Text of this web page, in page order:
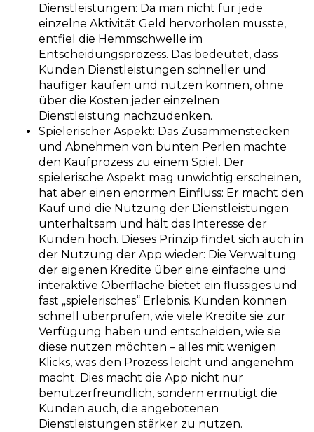
Dienstleistungen: Da man nicht für jede
einzelne Aktivität Geld hervorholen musste,
entfiel die Hemmschwelle im
Entscheidungsprozess. Das bedeutet, dass
Kunden Dienstleistungen schneller und
häufiger kaufen und nutzen können, ohne
über die Kosten jeder einzelnen
Dienstleistung nachzudenken.
Spielerischer Aspekt: Das Zusammenstecken
und Abnehmen von bunten Perlen machte
den Kaufprozess zu einem Spiel. Der
spielerische Aspekt mag unwichtig erscheinen,
hat aber einen enormen Einfluss: Er macht den
Kauf und die Nutzung der Dienstleistungen
unterhaltsam und hält das Interesse der
Kunden hoch. Dieses Prinzip findet sich auch in
der Nutzung der App wieder: Die Verwaltung
der eigenen Kredite über eine einfache und
interaktive Oberfläche bietet ein flüssiges und
fast „spielerisches“ Erlebnis. Kunden können
schnell überprüfen, wie viele Kredite sie zur
Verfügung haben und entscheiden, wie sie
diese nutzen möchten – alles mit wenigen
Klicks, was den Prozess leicht und angenehm
macht. Dies macht die App nicht nur
benutzerfreundlich, sondern ermutigt die
Kunden auch, die angebotenen
Dienstleistungen stärker zu nutzen.